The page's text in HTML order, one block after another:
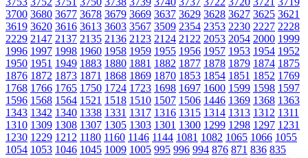
3700 3680 3677 3678 3679 3669 3637 3629 3628 3627 3625 3621
3619 3620 3616 3613 3603 3567 3509 2354 2353 2230 2227 2228
2229 2147 2137 2135 2136 2123 2124 2122 2053 2054 2000 1999
1996 1997 1998 1960 1958 1959 1955 1956 1957 1953 1954 1952
1950 1951 1949 1883 1880 1881 1882 1877 1878 1879 1874 1875
1876 1872 1873 1871 1868 1869 1870 1853 1854 1851 1852 1769
1768 1766 1765 1750 1724 1723 1698 1697 1600 1599 1598 1597
1596 1568 1564 1521 1518 1510 1507 1506 1446 1369 1368 1363
1343 1342 1340 1338 1331 1317 1316 1315 1314 1313 1312 1311
1310 1309 1308 1307 1305 1303 1301 1300 1299 1298 1297 1231
1230 1229 1212 1180 1160 1146 1144 1081 1082 1065 1066 1055
1054 1053 1046 1045 1009 1005 995 996 994 876 871 836 835